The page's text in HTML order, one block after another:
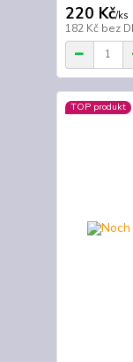
220 Kč/ks
182 Kč bez
TOP produkt